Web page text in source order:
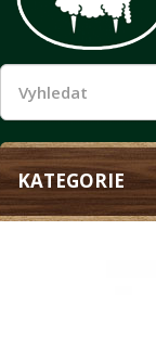
KATEGORIE